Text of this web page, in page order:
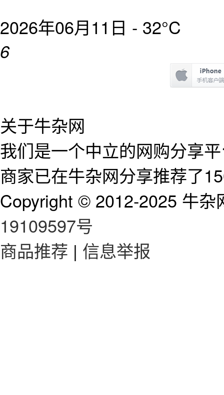
2026年06月11日 - 32°C
6
关于牛杂网
我们是一个中立的网购分享
商家已在牛杂网分享推荐了
Copyright © 2012-2025 牛
19109597号
商品推荐 | 信息举报